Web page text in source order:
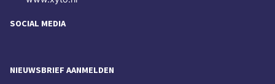
SOCIAL MEDIA
NIEUWSBRIEF AANMELDEN